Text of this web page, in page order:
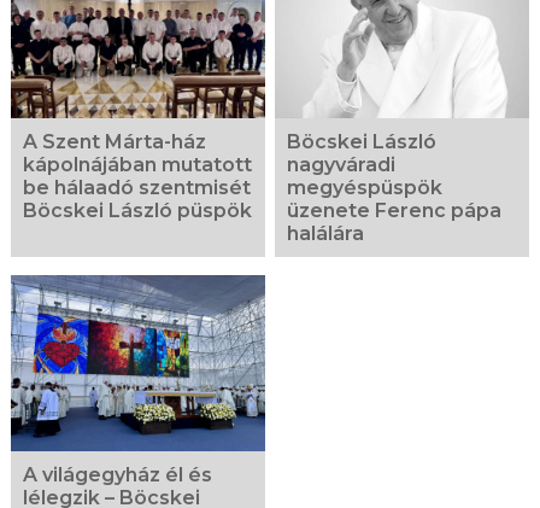
A Szent Márta-ház
kápolnájában mutatott
be hálaadó szentmisét
Böcskei László püspök
Böcskei László
nagyváradi
megyéspüspök
üzenete Ferenc pápa
halálára
A világegyház él és
lélegzik – Böcskei